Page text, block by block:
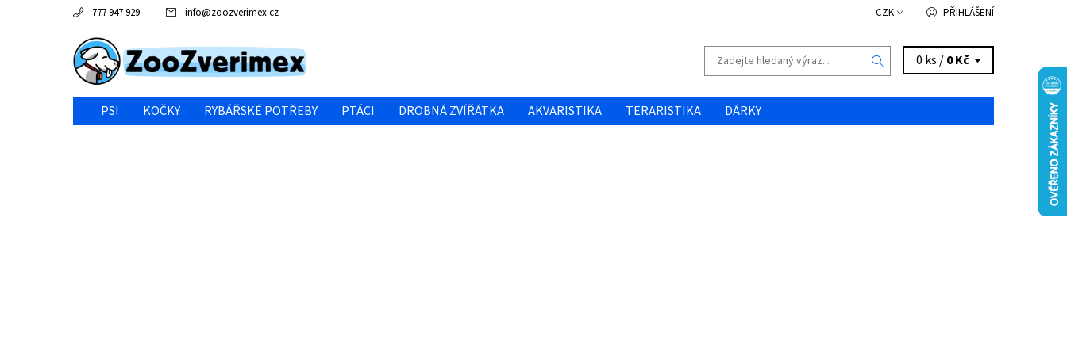
777 947 929 info@zoozverimex.cz CZK PŘIHLÁŠENÍ
0 ks /0 Kč
PSI KOČKY RYBÁŘSKÉ POTŘEBY PTÁCI DROBNÁ ZVÍŘÁTKA AKVARISTIKA TERARISTIKA
DÁRKY